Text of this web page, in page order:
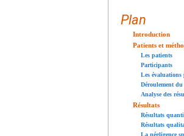
Plan
Introduction
Patients et
Les patients
Participants
Les évaluations
Déroulement
Analyse des
Résultats
Résultats
Résultats
La négligence